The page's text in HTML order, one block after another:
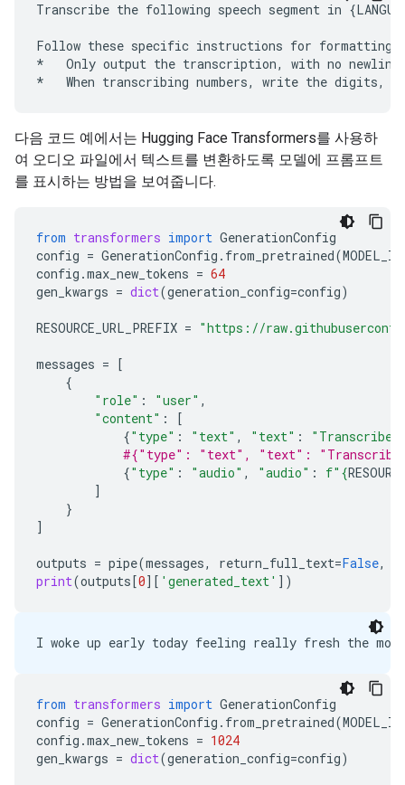
Transcribe the following speech segment in
Follow these specific instructions for formatting
*   Only output the transcription, with no
다음 코드 예에서는 Hugging Face Transformers를 사용하
여 오디오 파일에서 텍스트를 변환하도록 모델에 프롬프트
를 표시하는 방법을 보여줍니다.
from transformers import GenerationConfig
config = GenerationConfig . from_pretrained(MODEL_ID
config .max_new_tokens = 64
gen_kwargs = dict(generation_config=config)
RESOURCE_URL_PREFIX = "https://
messages = [
{
"role" : "user" ,
"content" :
[
{"type" : "text" , "text" :
"Transcribe
#{"type": "text", "text": "Transcribe
{"type" : "audio" , "audio" : f" {
]
}
]
outputs = pipe(messages, return_full_text=False,
print(outputs[0][ 'generated_text' ])
from transformers import GenerationConfig
config = GenerationConfig . from_pretrained(MODEL_ID
config .max_new_tokens = 1024
gen_kwargs = dict(generation_config=config)